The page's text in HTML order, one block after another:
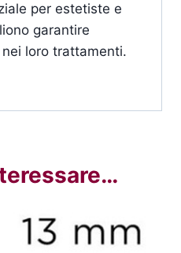
per estetiste e
garantire
loro trattamenti.